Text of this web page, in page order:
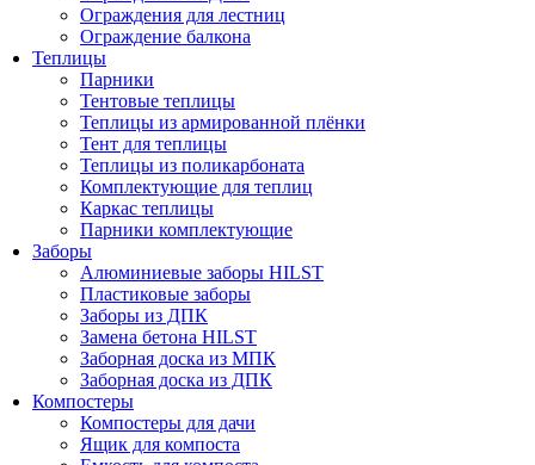
Ограждения для лестниц
Ограждение балкона
Теплицы
Парники
Тентовые теплицы
Теплицы из армированной плёнки
Тент для теплицы
Теплицы из поликарбоната
Комплектующие для теплиц
Каркас теплицы
Парники комплектующие
Заборы
Алюминиевые заборы HILST
Пластиковые заборы
Заборы из ДПК
Замена бетона HILST
Заборная доска из МПК
Заборная доска из ДПК
Компостеры
Компостеры для дачи
Ящик для компоста